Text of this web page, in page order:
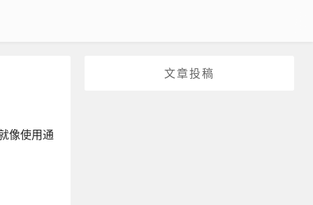
文章投稿
像使用通